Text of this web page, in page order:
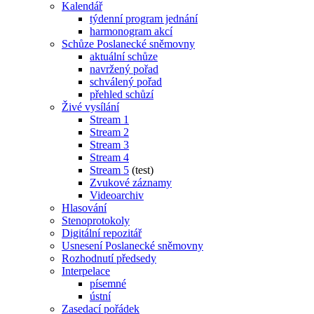
Kalendář
týdenní program jednání
harmonogram akcí
Schůze Poslanecké sněmovny
aktuální schůze
navržený pořad
schválený pořad
přehled schůzí
Živé vysílání
Stream 1
Stream 2
Stream 3
Stream 4
Stream 5 (test)
Zvukové záznamy
Videoarchiv
Hlasování
Stenoprotokoly
Digitální repozitář
Usnesení Poslanecké sněmovny
Rozhodnutí předsedy
Interpelace
písemné
ústní
Zasedací pořádek